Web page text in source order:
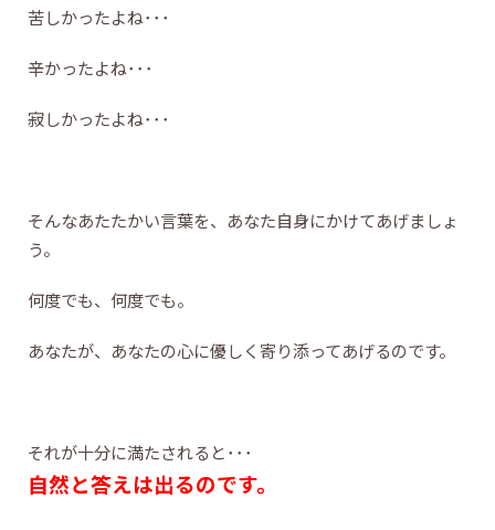
苦しかったよね･･･
辛かったよね･･･
寂しかったよね･･･
そんなあたたかい言葉を、あなた自身にかけてあげましょ
う。
何度でも、何度でも。
あなたが、あなたの心に優しく寄り添ってあげるのです。
それが十分に満たされると･･･
自然と答えは出るのです。